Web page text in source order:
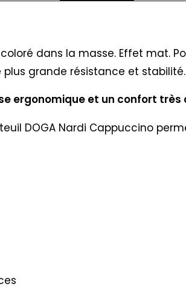
dans la masse. Effet mat.
grande résistance et
ergonomique et un confort
DOGA Nardi Cappuccino